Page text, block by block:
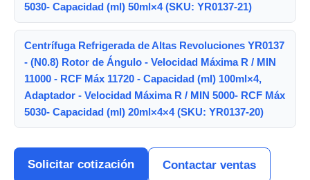
5030- Capacidad (ml) 50ml×4 (SKU: YR0137-21)
Centrífuga Refrigerada de Altas Revoluciones YR0137
- (N0.8) Rotor de Ángulo - Velocidad Máxima R / MIN
11000 - RCF Máx 11720 - Capacidad (ml) 100ml×4,
Adaptador - Velocidad Máxima R / MIN 5000- RCF Máx
5030- Capacidad (ml) 20ml×4×4 (SKU: YR0137-20)
Solicitar cotización Contactar ventas